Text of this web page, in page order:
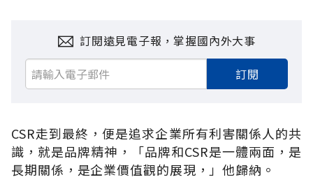
訂閱遠見電子報，掌握國內外大事
訂閱
CSR走到最終，便是追求企業所有利害關係人的共
識，就是品牌精神，「品牌和CSR是一體兩面，是
長期關係，是企業價值觀的展現，」他歸納。